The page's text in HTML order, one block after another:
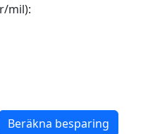
mil):
Beräkna besparing